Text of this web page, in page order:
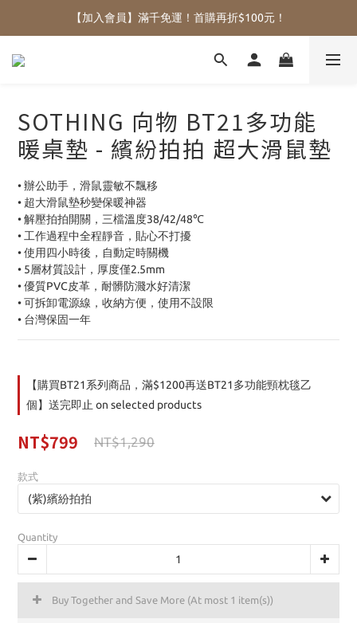
【加入會員】滿千免運！首購再折$100元！
SOTHING 向物 BT21多功能
暖桌墊 - 繽紛拍拍 超大滑鼠墊
• 辦公助手，滑鼠靈敏不飄移
• 超大滑鼠墊秒變保暖神器
• 解壓拍拍開關，三檔溫度38/42/48℃
• 工作過程中全程靜音，貼心不打擾
• 使用四小時後，自動定時關機
• 5層材質設計，厚度僅2.5mm
• 優質PVC皮革，耐髒防濺水好清潔
• 可拆卸電源線，收納方便，使用不設限
• 台灣保固一年
【購買BT21系列商品，滿$1200再送BT21多功能頸枕毯乙
個】送完即止 on selected products
NT$799 NT$1,290
款式
Quantity
Buy Together and Save More (At most 1 item(s))